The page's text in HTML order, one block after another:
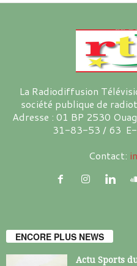
La Radiodiffusion
société publique de
Adresse : 01 BP 2530
31-83-53 / 63
Contact:
ENCORE PLUS NEWS
Actu Sports